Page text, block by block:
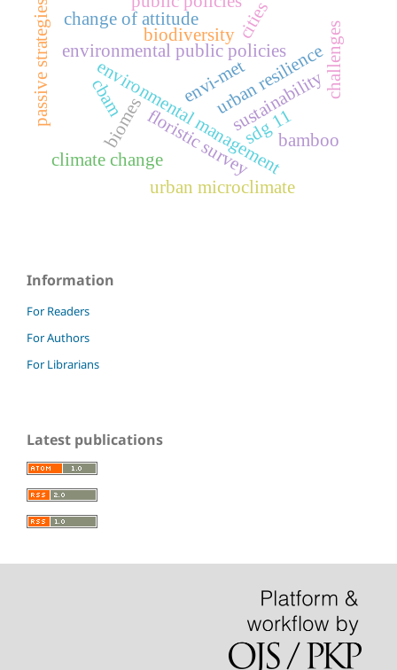
environmental public policies
environmental management
biodiversity
biomesfloristic survey
sustainability
challenges
urban resilience
sdg 11
envi-met
urban microclimate
climate change
change of attitude cities
passive strategies cbam
bamboo
Information
For Readers
For Authors
For Librarians
Latest publications